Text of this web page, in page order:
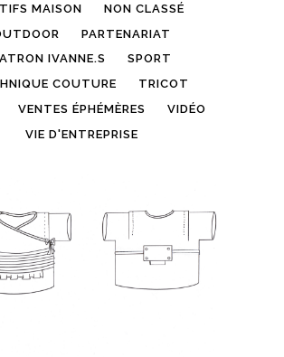
MAISON
NON CLASSÉ
PARTENARIAT
IVANNE.S
SPORT
COUTURE
TRICOT
VENTES ÉPHÉMÈRES
VIDÉO
VIE D'ENTREPRISE